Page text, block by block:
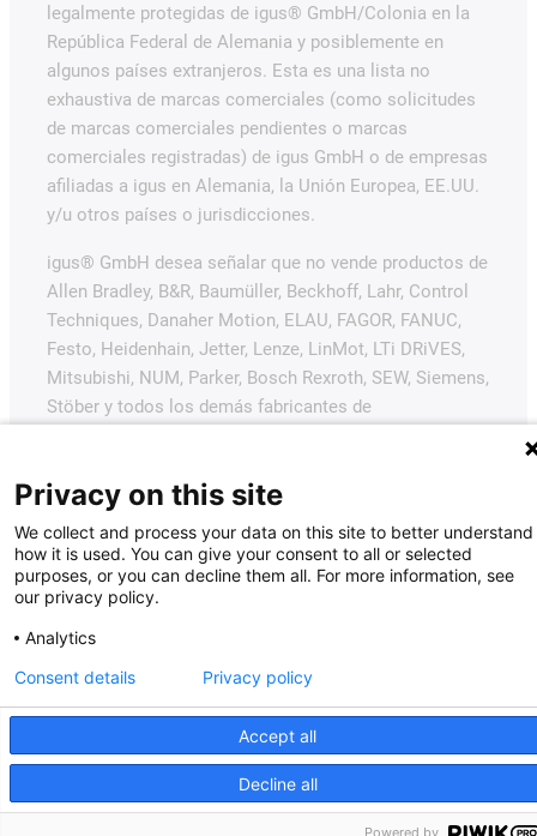
legalmente protegidas de igus® GmbH/Colonia en la
República Federal de Alemania y posiblemente en
algunos países extranjeros. Esta es una lista no
exhaustiva de marcas comerciales (como solicitudes
de marcas comerciales pendientes o marcas
comerciales registradas) de igus GmbH o de empresas
afiliadas a igus en Alemania, la Unión Europea, EE.UU.
y/u otros países o jurisdicciones.
igus® GmbH desea señalar que no vende productos de
Allen Bradley, B&R, Baumüller, Beckhoff, Lahr, Control
Techniques, Danaher Motion, ELAU, FAGOR, FANUC,
Festo, Heidenhain, Jetter, Lenze, LinMot, LTi DRiVES,
Mitsubishi, NUM, Parker, Bosch Rexroth, SEW, Siemens,
Stöber y todos los demás fabricantes de
GmbH.
Privacy on this site
We collect and process your data on this site to better understand
how it is used. You can give your consent to all or selected
purposes, or you can decline them all. For more information, see
our privacy policy.
Analytics
Accept all
Decline all
Consent details Privacy policy
Powered by